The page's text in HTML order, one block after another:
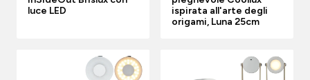
luce LED
ispirata all'arte degli
origami, Luna 25cm